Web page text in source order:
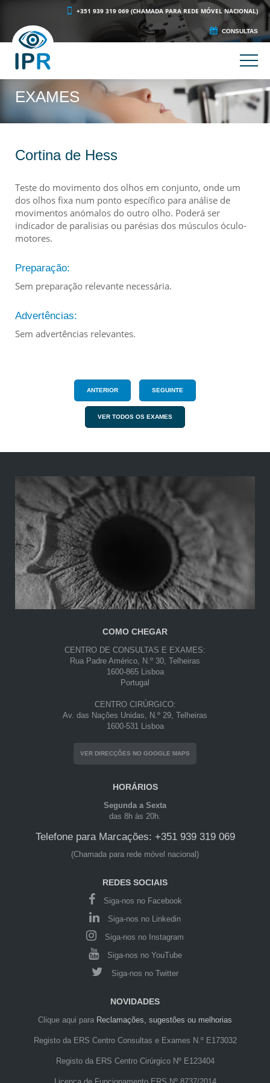
+351 939 319 069 (CHAMADA PARA REDE MÓVEL NACIONAL)
CONSULTAS
EXAMES
Cortina de Hess
Teste do movimento dos olhos em conjunto, onde um
dos olhos fixa num ponto específico para análise de
movimentos anómalos do outro olho. Poderá ser
indicador de paralisias ou parésias dos músculos óculo-
motores.
Preparação:
Sem preparação relevante necessária.
Advertências:
Sem advertências relevantes.
ANTERIOR SEGUINTE
VER TODOS OS EXAMES
COMO CHEGAR
CENTRO DE CONSULTAS E EXAMES:
Rua Padre Américo, N.º 30, Telheiras
1600-865 Lisboa
Portugal
CENTRO CIRÚRGICO:
Av. das Nações Unidas, N.º 29, Telheiras
1600-531 Lisboa
VER DIRECÇÕES NO GOOGLE MAPS
HORÁRIOS
Segunda a Sexta
das 8h às 20h.
Telefone para Marcações: +351 939 319 069
(Chamada para rede móvel nacional)
REDES SOCIAIS
Siga-nos no Facebook
Siga-nos no Linkedin
Siga-nos no Instagram
Siga-nos no YouTube
Siga-nos no Twitter
NOVIDADES
Clique aqui para Reclamações, sugestões ou melhorias
Registo da ERS Centro Consultas e Exames N.º E173032
Registo da ERS Centro Cirúrgico Nº E123404
Licença de Funcionamento ERS Nº 8737/2014